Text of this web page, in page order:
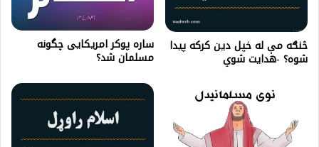
څنګه مې له خپل دين کرکه پیدا
شوه؟ -هدایت شوي
ساره پوکر امریکایی چگونه
مسلمان شد؟